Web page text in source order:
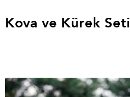
Kova ve Kürek Seti